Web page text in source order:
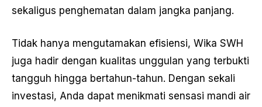
sekaligus penghematan dalam jangka panjang.
Tidak hanya mengutamakan efisiensi, Wika SWH
juga hadir dengan kualitas unggulan yang terbukti
tangguh hingga bertahun-tahun. Dengan sekali
investasi, Anda dapat menikmati sensasi mandi air